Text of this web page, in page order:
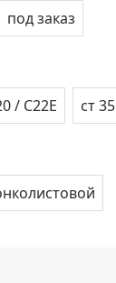
под заказ
/ C22E ст 35